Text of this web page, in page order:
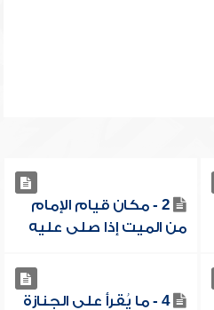
2 - مكان قيام الإمام
من الميت إذا صلى عليه
4 - ما يُقرأ على الجنازة